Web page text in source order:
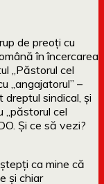
de preoți cu
în încercarea
„Păstorul cel
„angajatorul” –
sindical, și
„păstorul cel
Și ce să vezi?
ca mine că
și chiar